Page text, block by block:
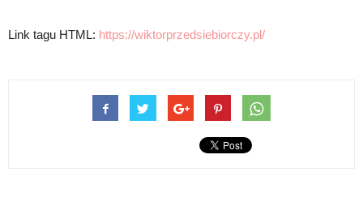
Link tagu HTML: https://wiktorprzedsiebiorczy.pl/